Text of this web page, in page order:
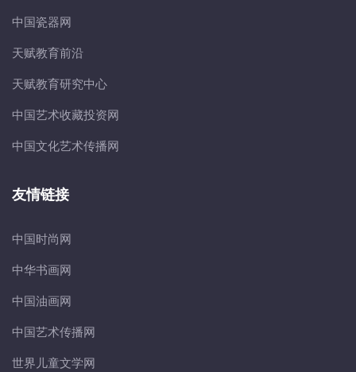
中国瓷器网
天赋教育前沿
天赋教育研究中心
中国艺术收藏投资网
中国文化艺术传播网
友情链接
中国时尚网
中华书画网
中国油画网
中国艺术传播网
世界儿童文学网